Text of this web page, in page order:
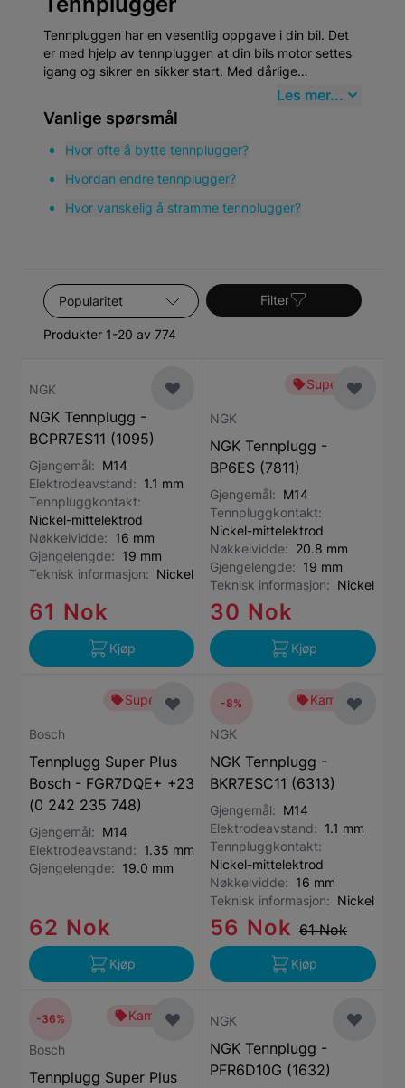
Tennpluggen har en vesentlig oppgave i din bil. Det
er med hjelp av tennpluggen at din bils motor settes
igang og sikrer en sikker start. Med dårlige
tennplugger blir det vanskeligere å starte bilen og de
påvirker dessuten miljøet negativt. Du finner nye
tennplugger til din bil til riktig bra priser her!
Les mer...
Vanlige spørsmål
Hvor ofte å bytte tennplugger?
Hvordan endre tennplugger?
Hvor vanskelig å stramme tennplugger?
Sorter etter
Produkter 1-20 av 774
Filter
NGK
NGK Tennplugg -
BCPR7ES11 (1095)
Gjengemål: M14
Elektrodeavstand: 1.1 mm
Tennpluggkontakt:
Nickel-mittelektrod
Nøkkelvidde: 16 mm
Gjengelengde: 19 mm
Teknisk informasjon: Nickel
61 Nok
Kjøp
Superbillig
NGK
NGK Tennplugg -
BP6ES (7811)
Gjengemål: M14
Tennpluggkontakt:
Nickel-mittelektrod
Nøkkelvidde: 20.8 mm
Gjengelengde: 19 mm
Teknisk informasjon: Nickel
30 Nok
Kjøp
Superbillig
Bosch
Tennplugg Super Plus
Bosch - FGR7DQE+ +23
(0 242 235 748)
Gjengemål: M14
Elektrodeavstand: 1.35 mm
Gjengelengde: 19.0 mm
62 Nok
Kjøp
Kampanje
NGK
NGK Tennplugg -
BKR7ESC11 (6313)
Gjengemål: M14
Elektrodeavstand: 1.1 mm
Tennpluggkontakt:
Nickel-mittelektrod
Nøkkelvidde: 16 mm
Teknisk informasjon: Nickel
56 Nok 61 Nok
-8%
Kjøp
Kampanje
Bosch
Tennplugg Super Plus
-36% NGK
NGK Tennplugg -
PFR6D10G (1632)